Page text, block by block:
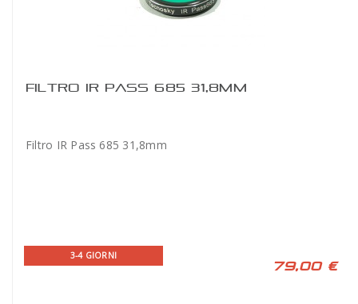
FILTRO IR PASS 685 31,8MM
Filtro IR Pass 685 31,8mm
3-4 GIORNI
79,00 €